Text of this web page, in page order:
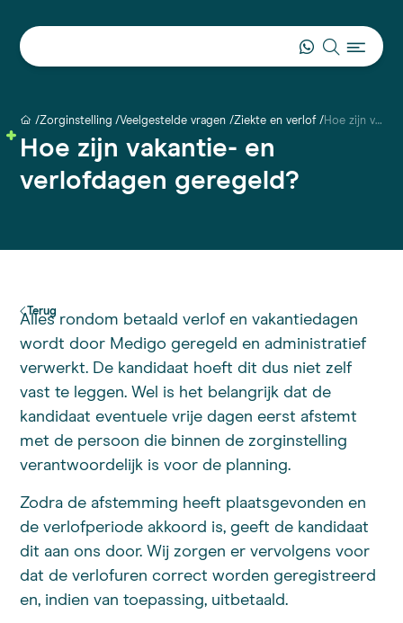
Zorginstelling Veelgestelde vragen Ziekte en verlof Hoe zijn vakantie- en verlofdagen geregeld?
Hoe zijn vakantie- en
verlofdagen geregeld?
Terug
Alles rondom betaald verlof en vakantiedagen
wordt door Medigo geregeld en administratief
verwerkt. De kandidaat hoeft dit dus niet zelf
vast te leggen. Wel is het belangrijk dat de
kandidaat eventuele vrije dagen eerst afstemt
met de persoon die binnen de zorginstelling
verantwoordelijk is voor de planning.
Zodra de afstemming heeft plaatsgevonden en
de verlofperiode akkoord is, geeft de kandidaat
dit aan ons door. Wij zorgen er vervolgens voor
dat de verlofuren correct worden geregistreerd
en, indien van toepassing, uitbetaald.